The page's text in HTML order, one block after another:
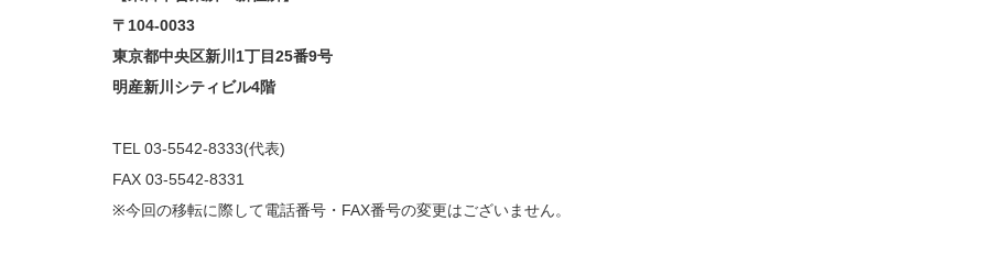
〒104-0033
東京都中央区新川1丁目25番9号
明産新川シティビル4階
TEL 03-5542-8333(代表)
FAX 03-5542-8331
※今回の移転に際して電話番号・FAX番号の変更はございません。